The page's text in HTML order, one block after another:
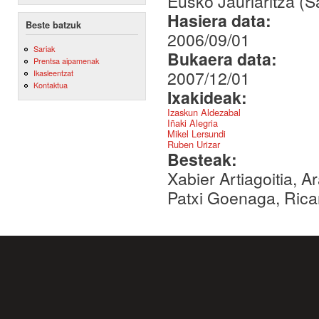
Beste batzuk
Sariak
Prentsa aipamenak
Ikasleentzat
Kontaktua
Hasiera data:
2006/09/01
Bukaera data:
2007/12/01
Ixakideak:
Izaskun Aldezabal
Iñaki Alegria
Mikel Lersundi
Ruben Urizar
Besteak:
Xabier Artiagoitia,
Patxi Goenaga,